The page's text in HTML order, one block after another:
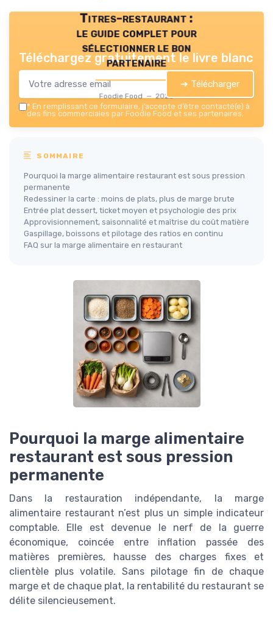
Titres-restaurant :
le guide complet pour
sélectionner le bon
partenaire
Foodie Food — 2026
Téléchargez gratuitement le livre blanc
➔ Télécharger
* En remplissant ce formulaire, j’accepte d’être contacté(e) à
des fins commerciales par Foodie Food et ses partenaires.
SOMMAIRE
Pourquoi la marge alimentaire restaurant est sous pression
permanente
Redessiner la carte : moins de plats, plus de marge brute
Entrée plat dessert, ticket moyen et psychologie des prix
Approvisionnement, saisonnalité et maîtrise du coût matière
Gaspillage, boissons et pilotage des ratios en continu
FAQ sur la marge alimentaire en restaurant
Pourquoi la marge alimentaire
restaurant est sous pression
permanente
Dans la restauration indépendante, la marge
alimentaire restaurant n’est plus un simple indicateur
comptable. Elle est devenue le nerf de la guerre
économique, coincée entre inflation passée des
matières premières, hausse des charges fixes et
clientèle plus volatile. Sans pilotage fin de chaque
marge et de chaque plat, la rentabilité du restaurant se
délite silencieusement.